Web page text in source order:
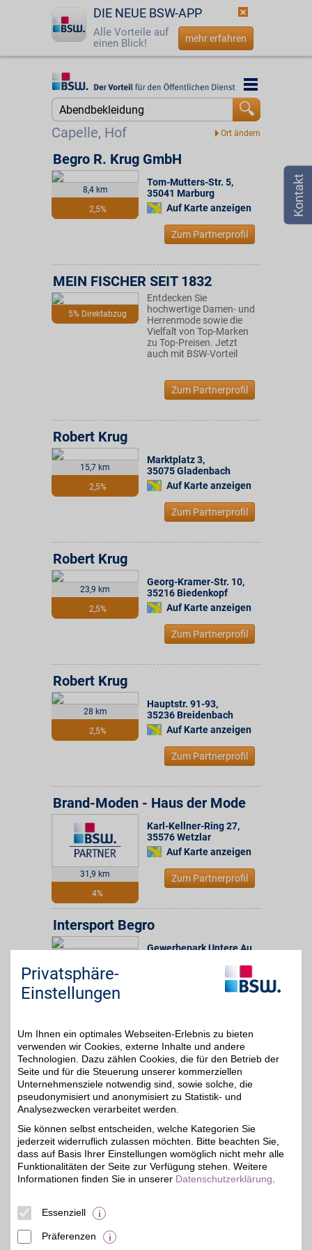
DIE NEUE BSW-APP
Alle Vorteile auf
einen Blick!
mehr erfahren
Startseite
Jetzt BSW-Mitglied werden
☎ 0800 - 279 25 82
Capelle, Hof
Startseite
8,4 km
2,5%
Begro R. Krug GmbH
Tom-Mutters-Str. 5,
35041 Marburg
Auf Karte anzeigen
Zum Partnerprofil
5% Direktabzug
MEIN FISCHER SEIT 1832
Entdecken Sie
hochwertige Damen- und
Herrenmode sowie die
Vielfalt von Top-Marken
zu Top-Preisen. Jetzt
auch mit BSW-Vorteil
Zum Partnerprofil
15,7 km
2,5%
Robert Krug
Marktplatz 3,
35075Gladenbach
Auf Karte anzeigen
Zum Partnerprofil
23,9 km
2,5%
Robert Krug
Georg-Kramer-Str. 10,
35216 Biedenkopf
Auf Karte anzeigen
Zum Partnerprofil
28 km
2,5%
Robert Krug
Hauptstr. 91-93,
35236 Breidenbach
Auf Karte anzeigen
Zum Partnerprofil
31,9 km
4%
Brand-Moden - Haus der Mode
Karl-Kellner-Ring 27,
35576Wetzlar
Auf Karte anzeigen
Zum Partnerprofil
2,5%
Intersport Begro
Gewerbepark Untere Au
Auf Karte anzeigen
36,8 km
2,5%
Robert Krug
Nixböthestr. 7-9,
35683
Dillenburg
Auf Karte anzeigen
Zum Partnerprofil
42,6 km
2,5%
Robert Krug
Privatsphäre-
Einstellungen
Um Ihnen ein optimales Webseiten-Erlebnis zu bieten
verwenden wir Cookies, externe Inhalte und andere
Technologien. Dazu zählen Cookies, die für den Betrieb der
Seite und für die Steuerung unserer kommerziellen
Unternehmensziele notwendig sind, sowie solche, die
pseudonymisiert und anonymisiert zu Statistik- und
Analysezwecken verarbeitet werden.
Sie können selbst entscheiden, welche Kategorien Sie
jederzeit widerruflich zulassen möchten. Bitte beachten Sie,
dass auf Basis Ihrer Einstellungen womöglich nicht mehr alle
Funktionalitäten der Seite zur Verfügung stehen. Weitere
Informationen finden Sie in unserer Datenschutzerklärung
Essenziell
Präferenzen